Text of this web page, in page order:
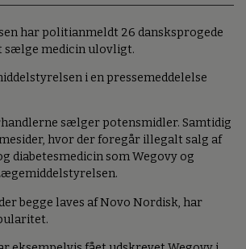
har politianmeldt 26 dansksprogede
sælge medicin ulovligt.
i en pressemeddelelse
sælger potensmidler. Samtidig
hvor der foregår illegalt salg af
diabetesmedicin som Wegovy og
begge laves af Novo Nordisk, har